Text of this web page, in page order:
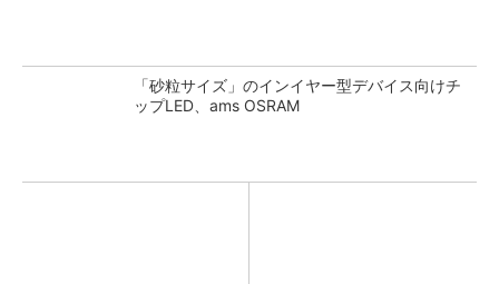
「砂粒サイズ」のインイヤー型デバイス向けチ
ップLED、ams OSRAM